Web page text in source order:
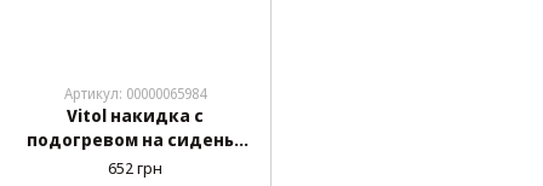
Артикул: 00000065984
Vitol накидка с
подогревом на сиденье
117x50 см
652 грн